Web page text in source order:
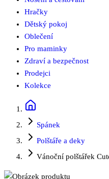
Hračky
Dětský pokoj
Oblečení
Pro maminky
Zdraví a bezpečnost
Prodejci
Kolekce
Spánek
Polštáře a deky
Vánoční polštářek